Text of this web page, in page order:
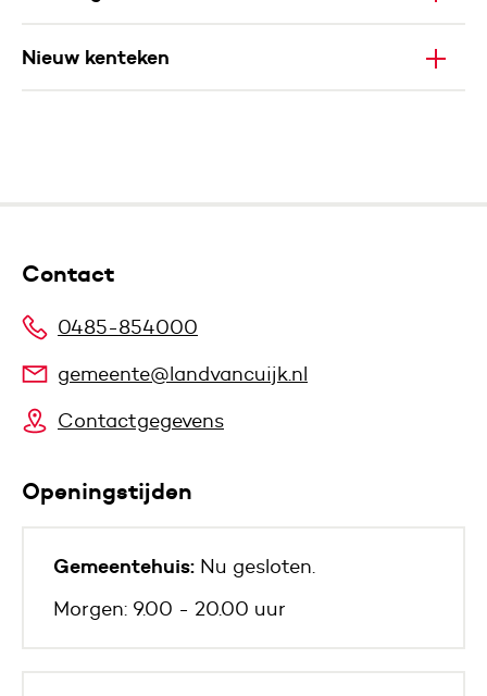
Nieuw kenteken
Contact
0485-854000
gemeente@landvancuijk.nl
Contactgegevens
Openingstijden
Gemeentehuis: Nu gesloten.
Morgen: 9.00 - 20.00 uur